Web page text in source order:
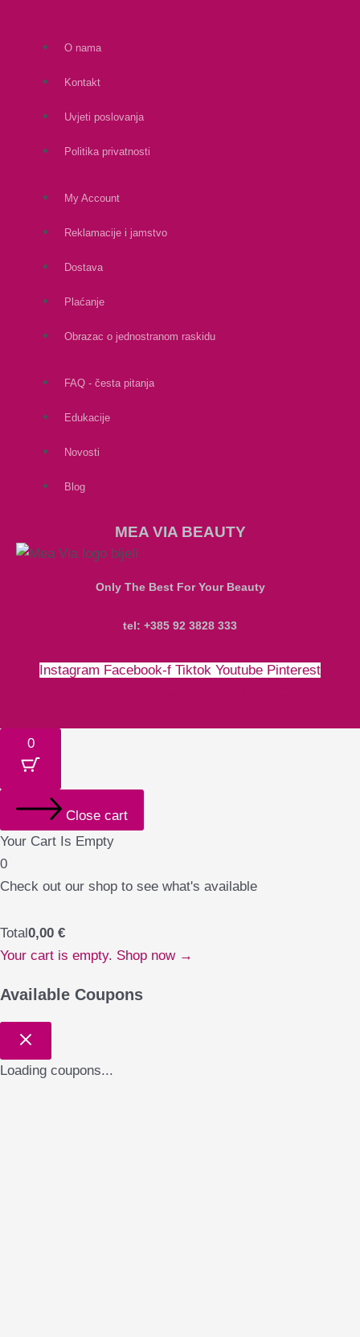
O nama
Kontakt
Uvjeti poslovanja
Politika privatnosti
My Account
Reklamacije i jamstvo
Dostava
Plaćanje
Obrazac o jednostranom raskidu
FAQ - česta pitanja
Edukacije
Novosti
Blog
MEA VIA BEAUTY
Only The Best For Your Beauty
tel: +385 92 3828 333
Instagram Facebook-f Tiktok Youtube Pinterest
0
Close cart
Your Cart Is Empty
0
Check out our shop to see what's available
Total0,00 €
Your cart is empty. Shop now →
Available Coupons
Loading coupons...